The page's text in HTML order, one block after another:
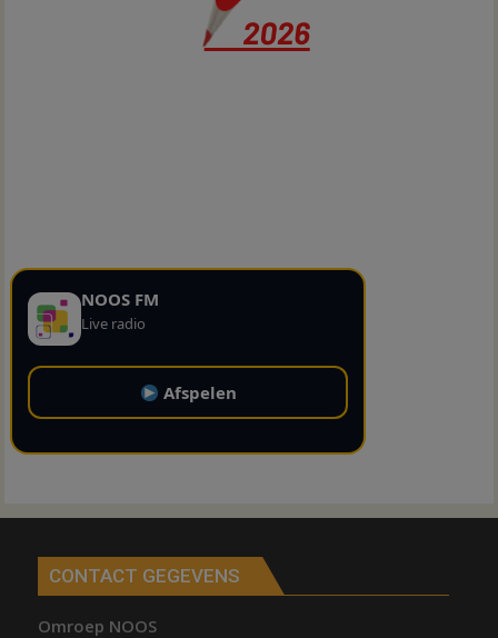
NOOS FM
Live radio
Afspelen
CONTACT GEGEVENS
Omroep NOOS